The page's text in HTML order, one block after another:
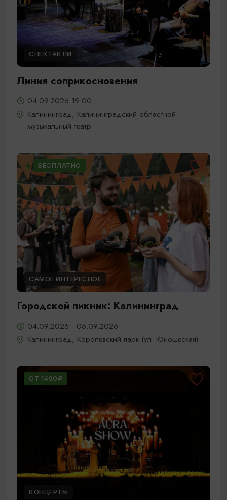
СПЕКТАКЛИ
Линия соприкосновения
04.09.2026 19:00
Калининград, Калининградский областной
музыкальный театр
БЕСПЛАТНО
САМОЕ ИНТЕРЕСНОЕ
Городской пикник: Калининград
04.09.2026 - 06.09.2026
Калининград, Королевский парк (ул. Юношеская)
ОТ 1490₽
КОНЦЕРТЫ